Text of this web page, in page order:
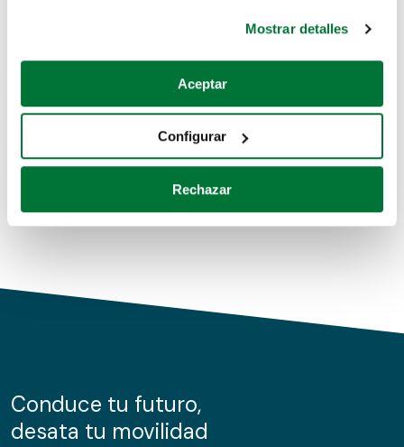
Si lo permite, también quisiéramos:
Recopilar información sobre su ubicación geográfica
Identificar su dispositivo analizándolo activamente
para buscar características específicas (huellas
Obtenga más información sobre cómo se procesan sus
de cookies.
información sobre el uso que haga del sitio web con
nuestros partners de redes sociales, publicidad y análisis
Mostrar detalles
Aceptar
Configurar
Rechazar
Coches de segunda mano
Coches de km0
Conduce tu futuro,
desata tu movilidad